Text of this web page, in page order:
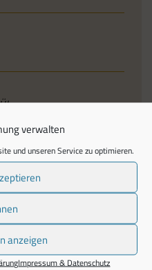
verwalten
und unseren Service zu optimieren.
anzeigen
Impressum & Datenschutz
Dich mit Deinem
Werkzeuge
Du in diese Welt bringen